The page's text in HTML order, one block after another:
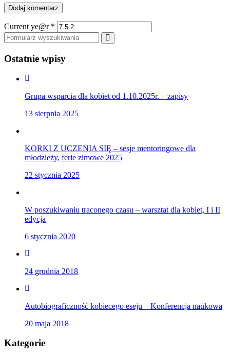
Current ye@r *
Ostatnie wpisy
Grupa wsparcia dla kobiet od 1.10.2025r. – zapisy
13 sierpnia 2025
KORKI Z UCZENIA SIĘ – sesje mentoringowe dla
młodzieży, ferie zimowe 2025
22 stycznia 2025
W poszukiwaniu traconego czasu – warsztat dla kobiet, I i II
edycja
6 stycznia 2020
24 grudnia 2018
Autobiograficzność kobiecego eseju – Konferencja naukowa
20 maja 2018
Kategorie